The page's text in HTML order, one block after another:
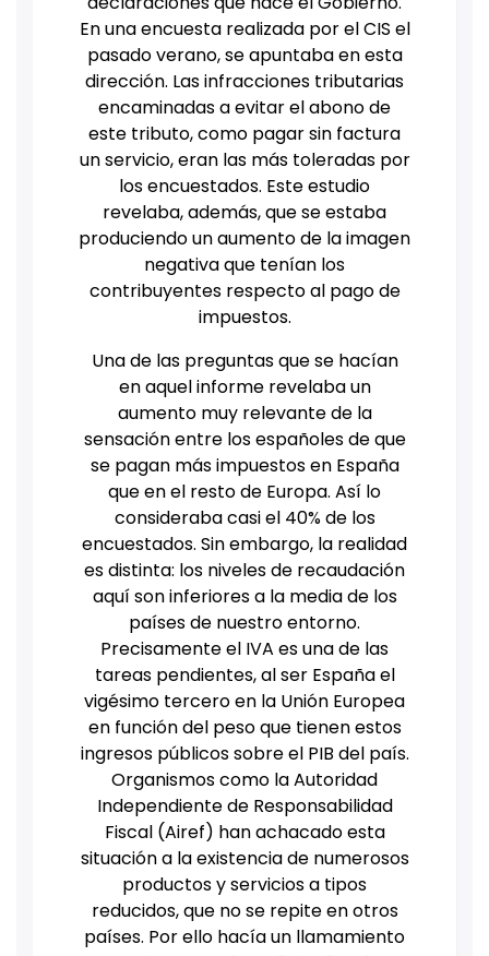
En una encuesta realizada por el CIS el
pasado verano, se apuntaba en esta
dirección. Las infracciones tributarias
encaminadas a evitar el abono de
este tributo, como pagar sin factura
un servicio, eran las más toleradas por
los encuestados. Este estudio
revelaba, además, que se estaba
produciendo un aumento de la imagen
negativa que tenían los
contribuyentes respecto al pago de
impuestos.
Una de las preguntas que se hacían
en aquel informe revelaba un
aumento muy relevante de la
sensación entre los españoles de que
se pagan más impuestos en España
que en el resto de Europa. Así lo
consideraba casi el 40% de los
encuestados. Sin embargo, la realidad
es distinta: los niveles de recaudación
aquí son inferiores a la media de los
países de nuestro entorno.
Precisamente el IVA es una de las
tareas pendientes, al ser España el
vigésimo tercero en la Unión Europea
en función del peso que tienen estos
ingresos públicos sobre el PIB del país.
Organismos como la Autoridad
Independiente de Responsabilidad
Fiscal (Airef) han achacado esta
situación a la existencia de numerosos
productos y servicios a tipos
reducidos, que no se repite en otros
países. Por ello hacía un llamamiento